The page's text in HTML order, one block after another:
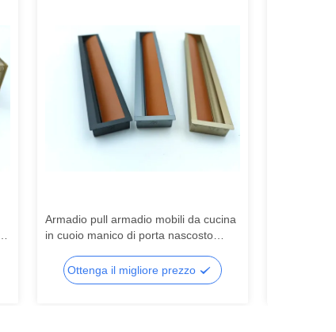
Armadio pull armadio mobili da cucina
in cuoio manico di porta nascosto
Ottenga il migliore prezzo